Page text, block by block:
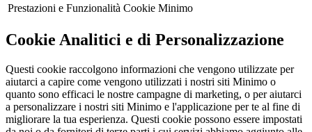
Prestazioni e Funzionalità Cookie Minimo
Cookie Analitici e di Personalizzazione
Questi cookie raccolgono informazioni che vengono utilizzate per
aiutarci a capire come vengono utilizzati i nostri siti Minimo o
quanto sono efficaci le nostre campagne di marketing, o per aiutarci
a personalizzare i nostri siti Minimo e l'applicazione per te al fine di
migliorare la tua esperienza. Questi cookie possono essere impostati